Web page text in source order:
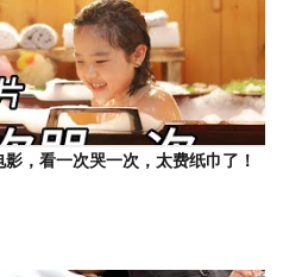
，看一次哭一次，太费纸巾了！